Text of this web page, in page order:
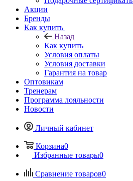
Акции
Бренды
Как купить
Назад
Как купить
Условия оплаты
Условия доставки
Гарантия на товар
Оптовикам
Тренерам
Программа лояльности
Новости
Личный кабинет
Корзина0
Избранные товары0
Сравнение товаров0